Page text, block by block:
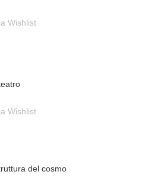
Wishlist
Wishlist
del cosmo